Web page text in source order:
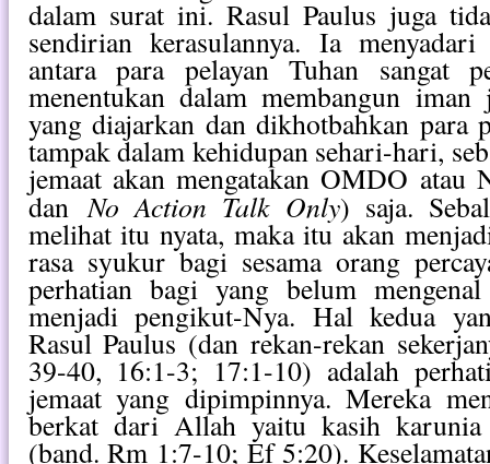
dalam surat ini. Rasul Paulus juga
sendirian kerasulannya. Ia
antara para pelayan Tuhan sangat
menentukan dalam membangun
yang diajarkan dan dikhotbahkan para
tampak dalam kehidupan sehari-hari,
jemaat akan mengatakan OMDO atau
danNo Action Talk Only) saja.
melihat itu nyata, maka itu akan
rasa syukur bagi sesama orang
perhatian bagi yang belum
menjadi pengikut-Nya. Hal kedua
Rasul Paulus (dan rekan-rekan
39-40, 16:1-3; 17:1-10) adalah
jemaat yang dipimpinnya. Mereka
berkat dari Allah yaitu kasih karunia
(band. Rm 1:7-10; Ef 5:20).